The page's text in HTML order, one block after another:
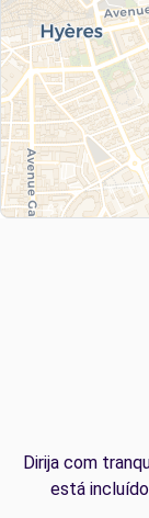
Dirija com
está